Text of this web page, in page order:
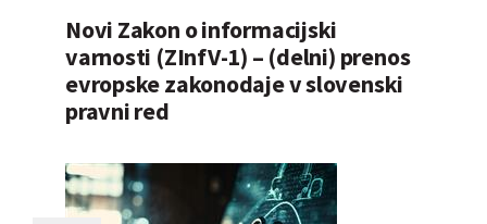
Novi Zakon o informacijski
varnosti (ZInfV-1) – (delni) prenos
evropske zakonodaje v slovenski
pravni red